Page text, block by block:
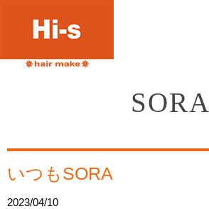
SORA
いつもSORA
2023/04/10